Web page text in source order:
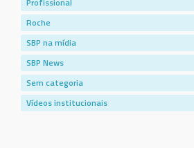
Roche
SBP na mídia
SBP News
Sem categoria
Vídeos institucionais